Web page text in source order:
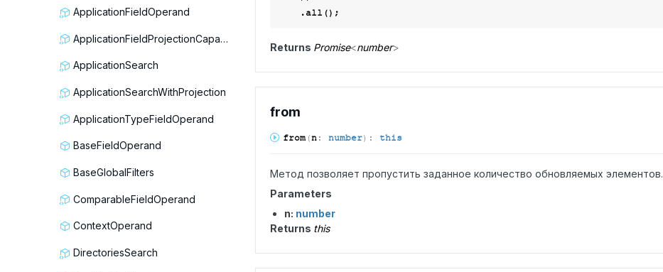
ApplicationFieldOperand
ApplicationFieldProjectionCapable
ApplicationSearch
ApplicationSearchWithProjection
ApplicationTypeFieldOperand
BaseFieldOperand
BaseGlobalFilters
ComparableFieldOperand
ContextOperand
DirectoriesSearch
Returns Promise<number>
from
from(n: number) : this
Метод позволяет пропустить заданное количество обновляемых элементов.
Parameters
n: number
Returns this